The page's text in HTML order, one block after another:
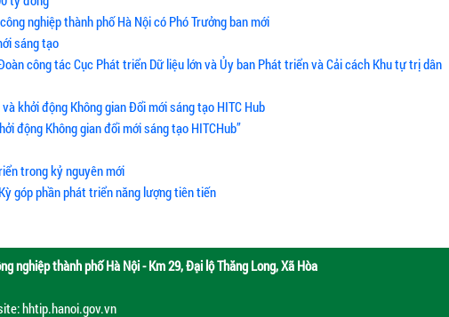
nghiệp thành phố Hà Nội có Phó Trưởng ban mới
sáng tạo
công tác Cục Phát triển Dữ liệu lớn và Ủy ban Phát triển và Cải cách Khu tự trị dân
khởi động Không gian Đổi mới sáng tạo HITC Hub
động Không gian đổi mới sáng tạo HITCHub”
trong kỷ nguyên mới
góp phần phát triển năng lượng tiên tiến
nghiệp thành phố Hà Nội - Km 29, Đại lộ Thăng Long, Xã Hòa
hhtip.hanoi.gov.vn